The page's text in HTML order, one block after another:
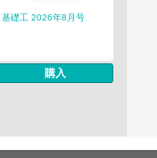
基礎工 2026年8月号
購入